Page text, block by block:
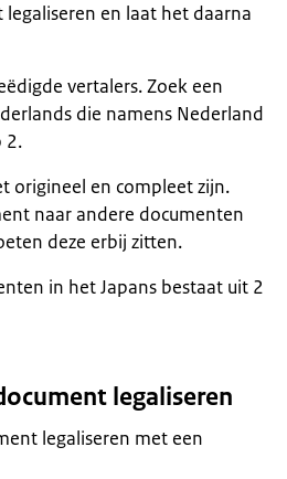
en laat het daarna
vertalers. Zoek een
die namens Nederland
2.
origineel en compleet zijn.
naar andere documenten
deze erbij zitten.
in het Japans bestaat uit 2
legaliseren
legaliseren met een